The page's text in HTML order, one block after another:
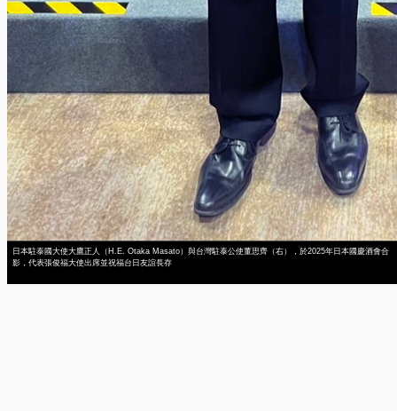
日本駐泰國大使大鷹正人（H.E. Otaka Masato）與台灣駐泰公使董思齊（右），於2025年日本國慶酒會合
影，代表張俊福大使出席並祝福台日友誼長存